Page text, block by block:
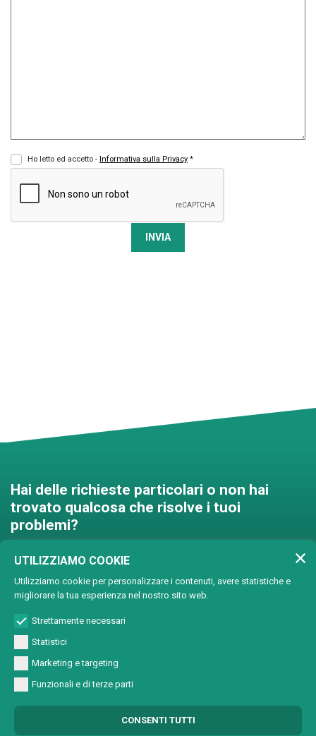
Ho letto ed accetto - Informativa sulla Privacy *
INVIA
Hai delle richieste particolari o non hai
trovato qualcosa che risolve i tuoi
problemi?
Contattaci e troveremo una
soluzione insieme!
Soluzioni personalizzate
commercio 72563 C.C.I.A.A. PN REA PN-72563 - Capitale sociale € 93600,00 CF/
UTILIZZIAMO COOKIE
Utilizziamo cookie per personalizzare i contenuti, avere statistiche e
migliorare la tua esperienza nel nostro sito web.
Strettamente necessari
Statistici
Marketing e targeting
Funzionali e di terze parti
CONSENTI TUTTI